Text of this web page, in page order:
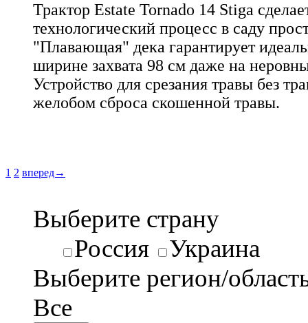
Трактор Estate Tornado 14 Stiga
технологический процесс в саду
"Плавающая" дека гарантирует
ширине захвата 98 см даже на
Устройство для срезания травы без
желобом сброса скошенной травы.
1 2 вперед→
Выберите страну
Россия
Украина
Выберите регион/
Все